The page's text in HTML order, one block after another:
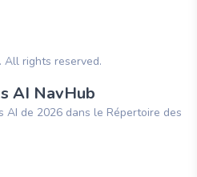
All rights reserved.
AI NavHub
AI de 2026 dans le Répertoire des